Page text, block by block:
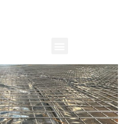
conceitos